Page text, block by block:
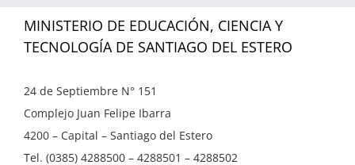
MINISTERIO DE EDUCACIÓN, CIENCIA Y
TECNOLOGÍA DE SANTIAGO DEL ESTERO
24 de Septiembre N° 151
Complejo Juan Felipe Ibarra
4200 – Capital – Santiago del Estero
Tel. (0385) 4288500 – 4288501 – 4288502